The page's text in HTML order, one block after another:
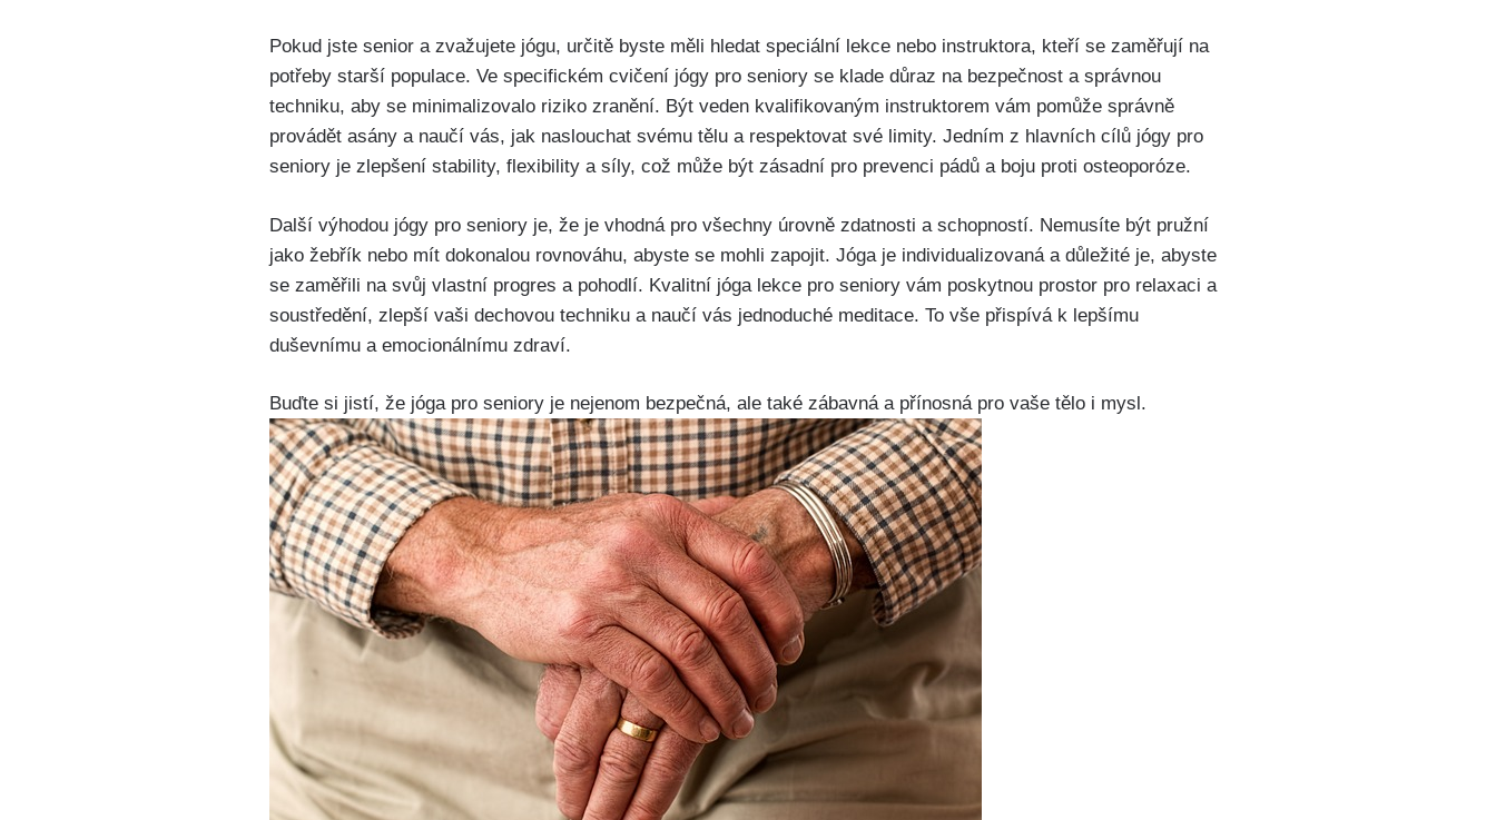
Pokud jste senior a zvažujete jógu, určitě byste měli hledat speciální lekce nebo instruktora, kteří se zaměřují na
potřeby starší populace. Ve specifickém cvičení jógy pro seniory se klade důraz na bezpečnost a správnou
techniku, aby se minimalizovalo riziko zranění. Být veden kvalifikovaným instruktorem vám pomůže správně
provádět asány a naučí vás, jak naslouchat svému tělu a respektovat své limity. Jedním z hlavních cílů jógy pro
seniory je zlepšení stability, flexibility a síly, což může být zásadní pro prevenci pádů a boju proti osteoporóze.
Další výhodou jógy pro seniory je, že je vhodná pro všechny úrovně zdatnosti a schopností. Nemusíte být pružní
jako žebřík nebo mít dokonalou rovnováhu, abyste se mohli zapojit. Jóga je individualizovaná a důležité je, abyste
se zaměřili na svůj vlastní progres a pohodlí. Kvalitní jóga lekce pro seniory vám poskytnou prostor pro relaxaci a
soustředění, zlepší vaši dechovou techniku a naučí vás jednoduché meditace. To vše přispívá k lepšímu
duševnímu a emocionálnímu zdraví.
Buďte si jistí, že jóga pro seniory je nejenom bezpečná, ale také zábavná a přínosná pro vaše tělo i mysl.